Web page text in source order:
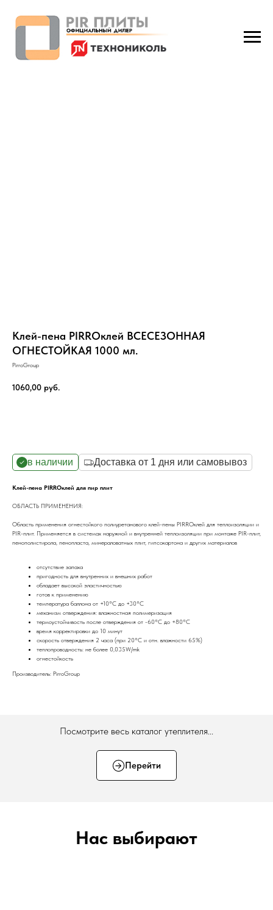
Клей-пена PIRROклей ВСЕСЕЗОННАЯ
ОГНЕСТОЙКАЯ 1000 мл.
PirroGroup
1060,00 руб.
в наличии Доставка от 1 дня или самовывоз
Клей-пена PIRROклей для пир плит
ОБЛАСТЬ ПРИМЕНЕНИЯ:
Область применения огнестойкого полиуретанового клей-пены PIRROклей для теплоизоляции и
PIR-плит. Применяется в системах наружной и внутренней теплоизоляции при монтаже PIR-плит,
пенополистирола, пенопласта, минераловатных плит, гипсокартона и других материалов
отсутствие запаха
пригодность для внутренних и внешних работ
обладает высокой эластичностью
готов к применению
температура баллона от +10°С до +30°С
механизм отверждения: влажностная полимеризация
термоустойчивость после отверждения от -60°С до +80°С
время корректировки до 10 минут
скорость отверждения 2 часа (при 20°С и отн. влажности 65%)
теплопроводность: не более 0,035W/mk
огнестойкость
Производитель: PirroGroup
Посмотрите весь каталог утеплителя...
Перейти
Нас выбирают